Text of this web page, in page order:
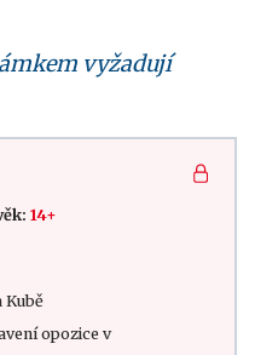
vyžadují
14+
Kubě
opozice v